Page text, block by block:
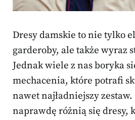
Dresy damskie to nie tylko
garderoby, ale także wyraz
Jednak wiele z nas boryka
mechacenia, które potrafi
nawet najładniejszy zestaw.
naprawdę różnią się dresy,